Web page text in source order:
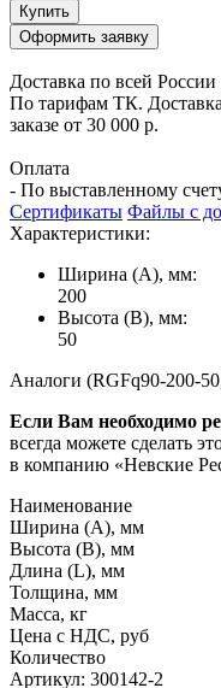
Купить
Оформить заявку
Доставка по всей России
По тарифам ТК.
заказе от 30 000 р.
Оплата
- По выставленному
Сертификаты Файлы с
Характеристики:
Ширина (А), мм:
200
Высота (В), мм:
50
Аналоги (RGFq90-200-
Если Вам необходимо
всегда можете сделать
в компанию «Невские
Наименование
Ширина (А), мм
Высота (В), мм
Длина (L), мм
Толщина, мм
Масса, кг
Цена с НДС, руб
Количество
Артикул: 300142-2